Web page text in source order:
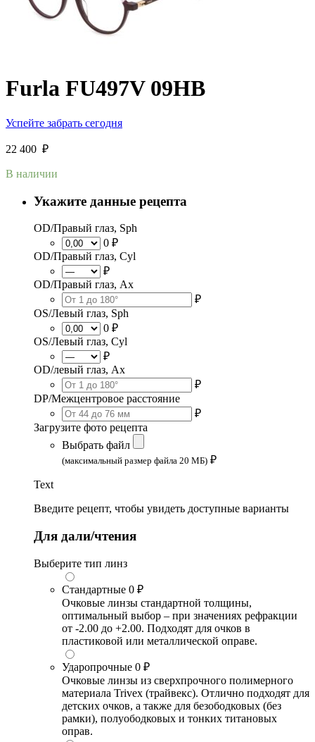
Furla FU497V 09HB
Успейте забрать сегодня
22 400 ₽
В наличии
Укажите данные рецепта
OD/Правый глаз, Sph
0 ₽
OD/Правый глаз, Cyl
₽
OD/Правый глаз, Ax
₽
OS/Левый глаз, Sph
0 ₽
OS/Левый глаз, Cyl
₽
OD/левый глаз, Ax
₽
DP/Межцентровое расстояние
₽
Загрузите фото рецепта
Выбрать файл
(максимальный размер файла 20 МБ) ₽
Text
Введите рецепт, чтобы увидеть доступные варианты
Для дали/чтения
Выберите тип линз
Стандартные 0 ₽
Очковые линзы стандартной толщины,
оптимальный выбор – при значениях рефракции
от -2.00 до +2.00. Подходят для очков в
пластиковой или металлической оправе.
Ударопрочные 0 ₽
Очковые линзы из сверхпрочного полимерного
материала Trivex (трайвекс). Отлично подходят для
детских очков, а также для безободковых (без
рамки), полуободковых и тонких титановых
оправ.